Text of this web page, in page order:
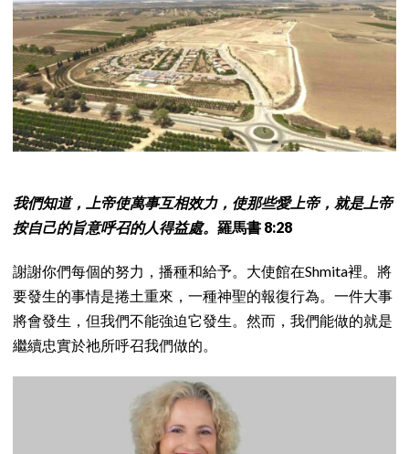
我們知道，上帝使萬事互相效力，使那些愛上帝，就是上帝
按自己的旨意呼召的人得益處。 羅馬書 8:28
謝謝你們每個的努力，播種和給予。大使館在Shmita裡。將
要發生的事情是捲土重來，一種神聖的報復行為。一件大事
將會發生，但我們不能強迫它發生。然而，我們能做的就是
繼續忠實於祂所呼召我們做的。